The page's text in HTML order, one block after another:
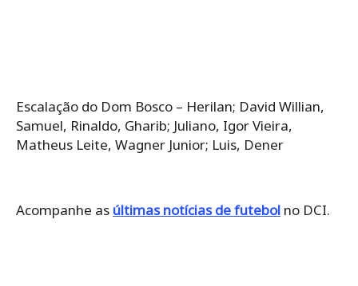
Escalação do Dom Bosco – Herilan; David Willian,
Samuel, Rinaldo, Gharib; Juliano, Igor Vieira,
Matheus Leite, Wagner Junior; Luis, Dener
Acompanhe as últimas notícias de futebol no DCI.